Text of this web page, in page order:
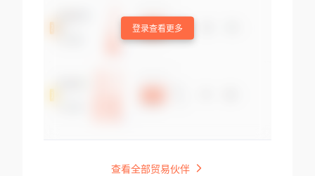
登录查看更多
查看全部贸易伙伴